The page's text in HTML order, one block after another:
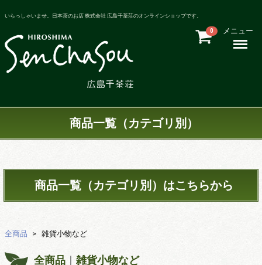
いらっしゃいませ。日本茶のお店 株式会社 広島千茶荘のオンラインショップです。
0 メニュー
Menu
商品一覧（カテゴリ別）
商品一覧（カテゴリ別）はこちらから
全商品 雑貨小物など
全商品 雑貨小物など